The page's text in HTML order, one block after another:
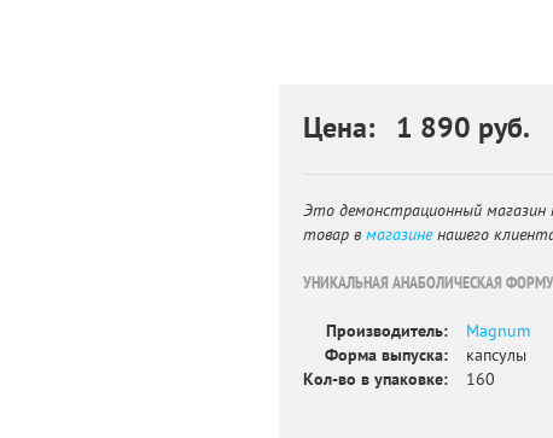
Цена: 1 890 руб.
Это демонстрационный
товар в магазиненашего
УНИКАЛЬНАЯ АНАБОЛИЧЕСКАЯ
Производитель:
Magnum
Форма выпуска:
капсулы
Кол-во в упаковке:
160